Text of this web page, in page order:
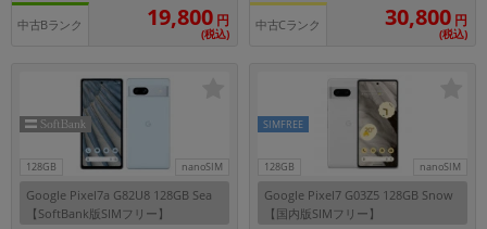
中古Bランク 19,800 円
(税込)
中古Cランク 30,800 円
(税込)
128GB nanoSIM
Google Pixel7a G82U8 128GB Sea
【SoftBank版SIMフリー】
128GB nanoSIM
SIMFREE
Google Pixel7 G03Z5 128GB Snow
【国内版SIMフリー】